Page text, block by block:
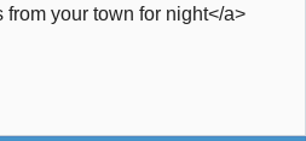
from your town for night</a>